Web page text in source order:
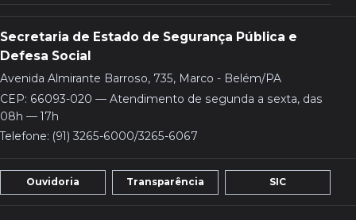
Secretaria de Estado de Segurança Pública e
Defesa Social
Avenida Almirante Barroso, 735, Marco - Belém/PA
CEP: 66093-020 — Atendimento de segunda a sexta, das
08h — 17h
Telefone: (91) 3265-6000/3265-6067
Ouvidoria Transparência SIC